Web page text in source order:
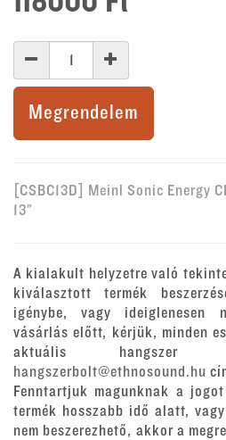
Megrendelem
[CSBC13D] Meinl Sonic Energy
13"
A kialakult helyzetre való
kiválasztott termék
igénybe, vagy ideiglenesen
vásárlás előtt, kérjük, minden
aktuális hangszer
hangszerbolt@ethnosound.hu
Fenntartjuk magunknak a
termék hosszabb idő alatt,
nem beszerezhető, akkor a